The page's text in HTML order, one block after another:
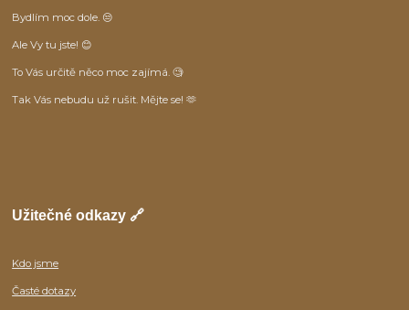
Bydlím moc dole. 😒
Ale Vy tu jste! 😊
To Vás určitě něco moc zajímá. 🧐
Tak Vás nebudu už rušit. Mějte se! 🫶
Užitečné odkazy 🔗
Kdo jsme
Časté dotazy